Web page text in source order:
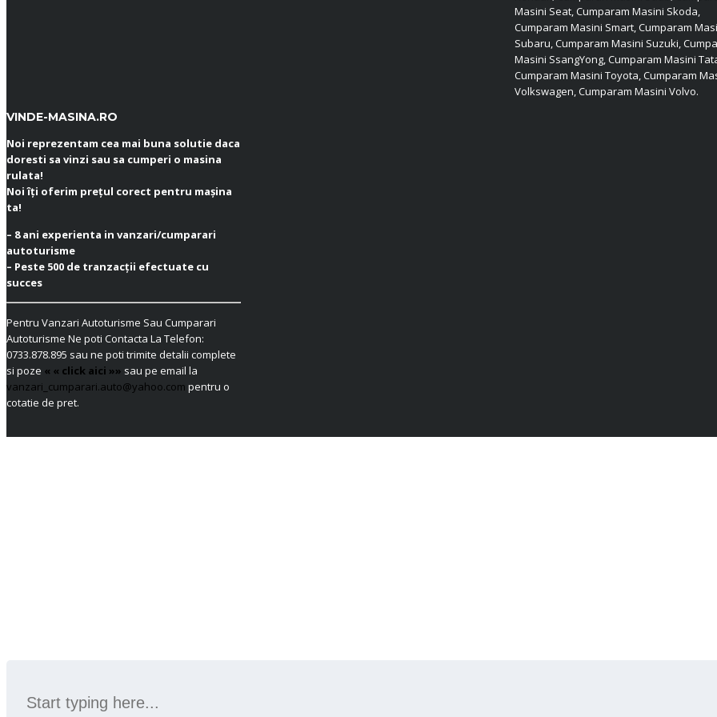
Masini Seat, Cumparam Masini Skoda,
Cumparam Masini Smart, Cumparam
Subaru, Cumparam Masini Suzuki,
Masini SsangYong, Cumparam Masini
Cumparam Masini Toyota, Cumparam
Volkswagen, Cumparam Masini Volvo.
VINDE-MASINA.RO
Noi reprezentam cea mai buna solutie daca
doresti sa vinzi sau sa cumperi o masina
rulata!
Noi îți oferim prețul corect pentru mașina
ta!
– 8 ani experienta in vanzari/cumparari
autoturisme
– Peste 500 de tranzacții efectuate cu
succes
Pentru Vanzari Autoturisme Sau Cumparari
Autoturisme Ne poti Contacta La Telefon:
0733.878.895 sau ne poti trimite detalii complete
si poze « « click aici »» sau pe email la
vanzari_cumparari.auto@yahoo.com pentru o
cotatie de pret.